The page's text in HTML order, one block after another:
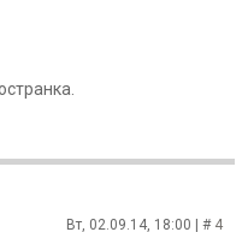
Вт, 02.09.14, 18:00 | # 4